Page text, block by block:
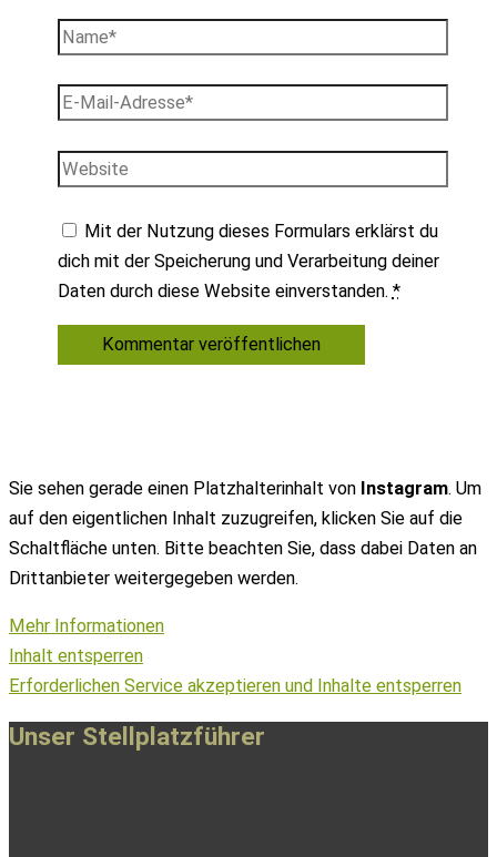
Name*
E-
Adresse*
Website
Mit der Nutzung dieses Formulars erklärst du
dich mit der Speicherung und Verarbeitung deiner
Daten durch diese Website einverstanden. *
Sie sehen gerade einen Platzhalterinhalt von Instagram. Um
auf den eigentlichen Inhalt zuzugreifen, klicken Sie auf die
Schaltfläche unten. Bitte beachten Sie, dass dabei Daten an
Drittanbieter weitergegeben werden.
Mehr Informationen
Inhalt entsperren
Erforderlichen Service akzeptieren und Inhalte entsperren
Unser Stellplatzführer